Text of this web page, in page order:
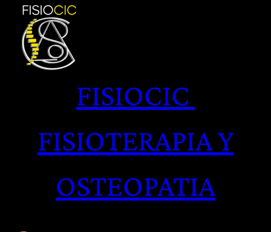
Saltar
contenido
FISIOCIC
FISIOTERAPIA Y
OSTEOPATIA